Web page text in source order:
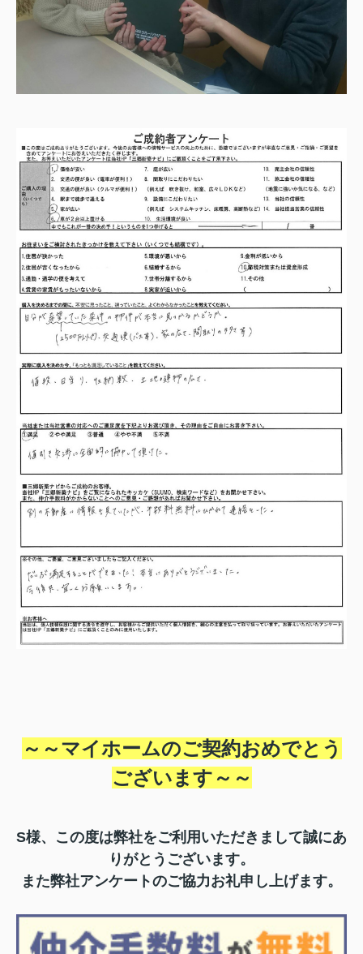
～～マイホームのご契約おめでとう
ございます～ ～
S様、この度は弊社をご利用いただきまして誠にあ
りがとうございます。
また弊社アンケートのご協力お礼申し上げます。